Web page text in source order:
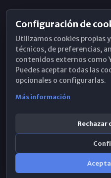
Horarios de Misa
Hemeroteca
WhatsApp
Configuración de
Utilizamos cookies propias
técnicos, de preferencias,
contenidos externos como
Puedes aceptar todas las
opcionales o configurarlas.
Más información
Rechazar